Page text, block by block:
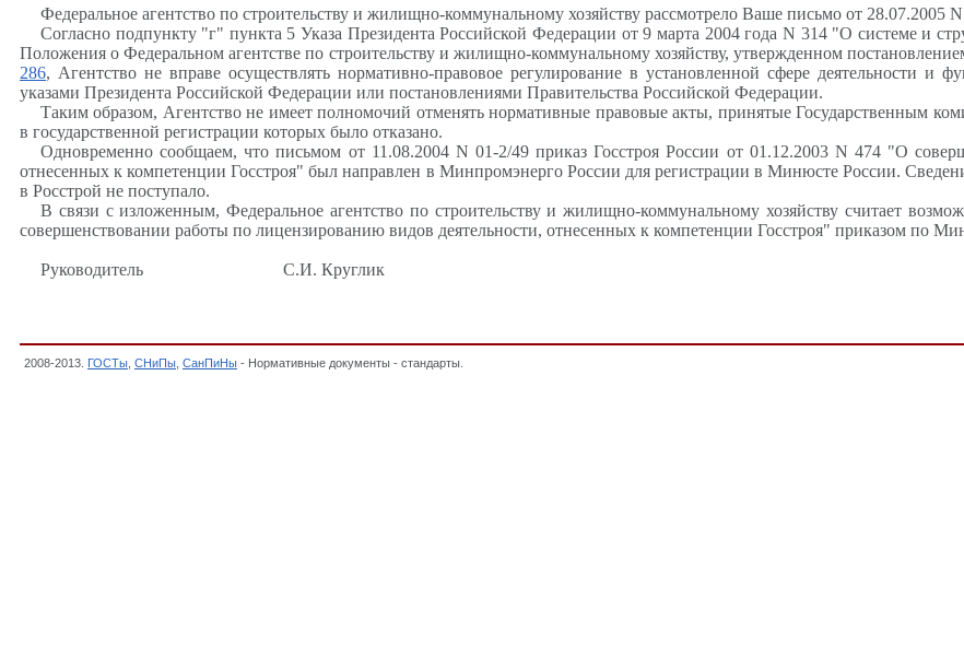
Федеральное агентство по строительству и жилищно-коммунальному хозяйству рассмотрело Ваше письмо от 28.07.2005
Согласно подпункту "г" пункта 5 Указа Президента Российской Федерации от 9 марта 2004 года N 314 "О системе и
Положения о Федеральном агентстве по строительству и жилищно-коммунальному хозяйству, утвержденном
286, Агентство не вправе осуществлять нормативно-правовое регулирование в установленной сфере деятельности и
указами Президента Российской Федерации или постановлениями Правительства Российской Федерации.
Таким образом, Агентство не имеет полномочий отменять нормативные правовые акты, принятые Государственным
в государственной регистрации которых было отказано.
Одновременно сообщаем, что письмом от 11.08.2004 N 01-2/49 приказ Госстроя России от 01.12.2003 N 474 "О
отнесенных к компетенции Госстроя" был направлен в Минпромэнерго России для регистрации в Минюсте России.
в Росстрой не поступало.
В связи с изложенным, Федеральное агентство по строительству и жилищно-коммунальному хозяйству считает
совершенствовании работы по лицензированию видов деятельности, отнесенных к компетенции Госстроя" приказом по
Руководитель С.И. Круглик
2008-2013. ГОСТы СНиПы СанПиНы - Нормативные документы - стандарты.